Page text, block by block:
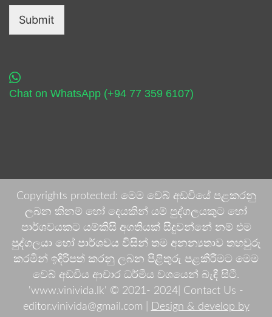
Submit
Chat on WhatsApp (+94 77 359 6107)
Copyrights protected: මෙම වෙබ් අඩවියේ පළකරනු
ලබන කිනම් හෝ දෙයකින් යම් පුද්ගලයකුට හෝ
පාර්ශවයකට යම්කිසි අගතියක් සිදුවන්නේ නම් එම
පුද්ගලයා හෝ පාර්ශවය විසින් තම අනන්‍යතාව තහවුරු
කරමින් ඉදිරිපත් කරනු ලබන පිළිතුරු පළකිරීමට මෙම
වෙබ් අඩවිය ආචාර ධර්මීය වශයෙන් බැඳී සිටී.
'www.vinivida.lk' © 2021- 2024| Contact Us -
editor.vinivida@gmail.com |
Design & develop by